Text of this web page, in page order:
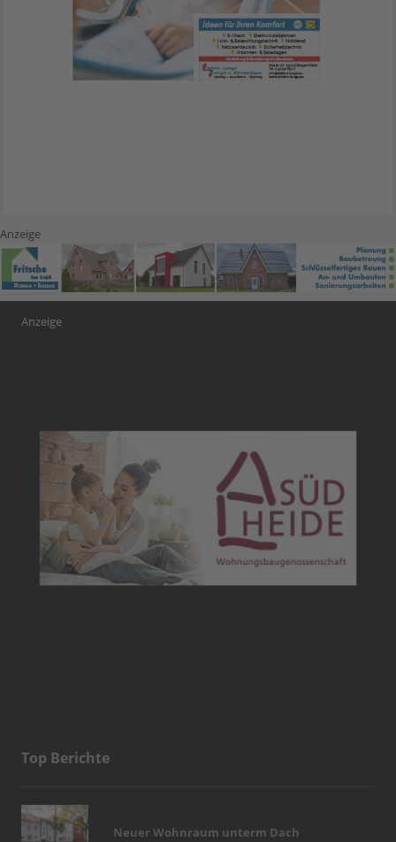
Anzeige
Anzeige
Top Berichte
Neuer Wohnraum unterm Dach